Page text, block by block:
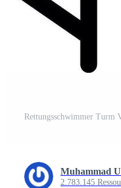
Rettungsschwimmer Turm
Muhammad
2.783.145